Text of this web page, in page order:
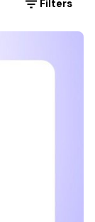
Filters